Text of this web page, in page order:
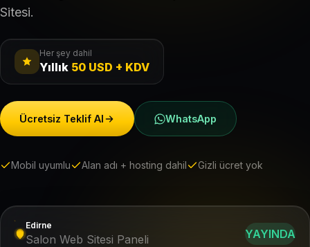
Sitesi.
Her şey dahil
Yıllık 50 USD + KDV
Ücretsiz Teklif Al WhatsApp
Mobil uyumlu Alan adı + hosting dahil Gizli ücret yok
Edirne
Salon Web Sitesi Paneli YAYINDA